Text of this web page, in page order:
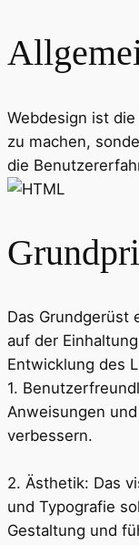
Webdesign ist
zu machen,
die
Das Grundgerüst
auf der
Entwicklung des
1.
Anweisungen
verbessern.
2. Ästhetik: Das
und Typografie
Gestaltung und